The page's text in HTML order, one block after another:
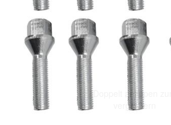
Doppelt antippen zum
vergrößern